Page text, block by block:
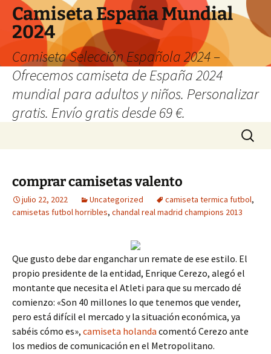
Camiseta España Mundial
2024
Camiseta Selección Española 2024 –
Ofrecemos camiseta de España 2024
mundial para adultos y niños. Personalizar
gratis. Envío gratis desde 69 €.
Buscar:
comprar camisetas valento
julio 22, 2022 Uncategorized camiseta termica futbol,
camisetas futbol horribles, chandal real madrid champions 2013
Que gusto debe dar enganchar un remate de ese estilo. El
propio presidente de la entidad, Enrique Cerezo, alegó el
montante que necesita el Atleti para que su mercado dé
comienzo: «Son 40 millones lo que tenemos que vender,
pero está difícil el mercado y la situación económica, ya
sabéis cómo es», camiseta holanda comentó Cerezo ante
los medios de comunicación en el Metropolitano.